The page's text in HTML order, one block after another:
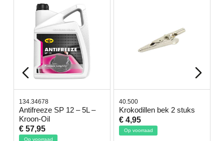
134.34678
Antifreeze SP 12 – 5L –
Kroon-Oil
€ 57,95
Op voorraad
40.500
Krokodillen bek 2 stuks
€ 4,95
Op voorraad